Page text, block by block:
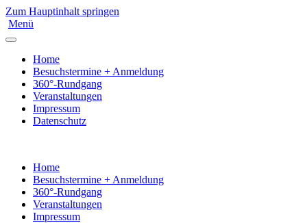
Zum Hauptinhalt springen
Menü
Home
Besuchstermine + Anmeldung
360°-Rundgang
Veranstaltungen
Impressum
Datenschutz
Home
Besuchstermine + Anmeldung
360°-Rundgang
Veranstaltungen
Impressum